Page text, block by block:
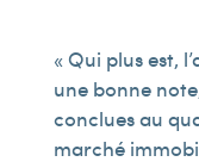
« Qui plus est,
une bonne
conclues au
marché